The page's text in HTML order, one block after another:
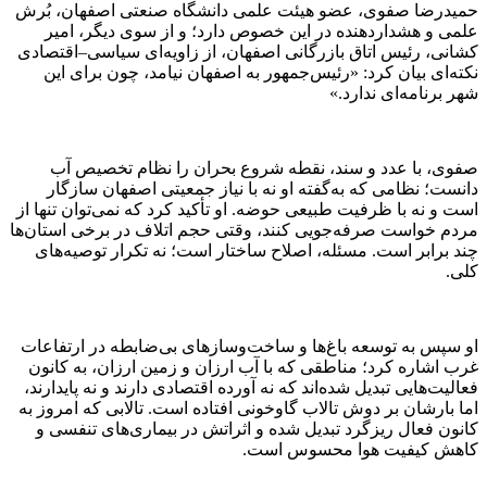
حمیدرضا صفوی، عضو هیئت علمی دانشگاه صنعتی اصفهان، بُرش
علمی و هشداردهنده در این خصوص دارد؛ و از سوی دیگر، امیر
کشانی، رئیس اتاق بازرگانی اصفهان، از زاویه‌ای سیاسی–اقتصادی
نکته‌ای بیان کرد: «رئیس‌جمهور به اصفهان نیامد، چون برای این
شهر برنامه‌ای ندارد.»
صفوی، با عدد و سند، نقطه شروع بحران را نظام تخصیص آب
دانست؛ نظامی که به‌گفته او نه با نیاز جمعیتی اصفهان سازگار
است و نه با ظرفیت طبیعی حوضه. او تأکید کرد که نمی‌توان تنها از
مردم خواست صرفه‌جویی کنند، وقتی حجم اتلاف در برخی استان‌ها
چند برابر است. مسئله، اصلاح ساختار است؛ نه تکرار توصیه‌های
کلی.
او سپس به توسعه باغ‌ها و ساخت‌وسازهای بی‌ضابطه در ارتفاعات
غرب اشاره کرد؛ مناطقی که با آب ارزان و زمین ارزان، به کانون
فعالیت‌هایی تبدیل شده‌اند که نه آورده اقتصادی دارند و نه پایدارند،
اما بارشان بر دوش تالاب گاوخونی افتاده است. تالابی که امروز به
کانون فعال ریزگرد تبدیل شده و اثراتش در بیماری‌های تنفسی و
کاهش کیفیت هوا محسوس است.